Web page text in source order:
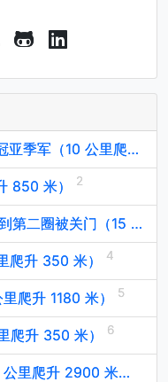
1. 绿野童军在三峰越野赛包揽了冠亚季军（10 公里爬升 400 米）
850 米）
3. 金马桶越野挑战赛：张君宝跑到第二圈被关门（15 公里爬升 700 米）
爬升 350 米）
爬升 1180 米）
爬升 350 米）
7. 简易版大五台山两日顺穿（50 公里爬升 2900 米）